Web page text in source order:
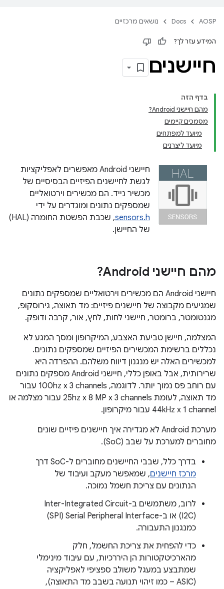
AOSP
Docs נושאים מרכזיים
המידע עזר לך?
חיישנים
בדף הזה
מהם חיישני Android?
מסמכים קיימים
מיועד למפתחים
מיועד ליצרנים
חיישני Android מאפשרים לאפליקציות
לגשת לחיישנים הפיזיים הבסיסיים של
מכשיר נייד. הם מכשירים וירטואליים
שמספקים נתונים ומוגדרים על ידי
sensors.h
, שכבת הפשטת החומרה (HAL)
של החיישן.
מהם חיישני Android?
חיישני Android הם מכשירים וירטואליים שמספקים נתונים
שמגיעים מקבוצה של חיישנים פיזיים: מד תאוצה, גירוסקופ,
מגנטומטר, ברומטר, חיישני לחות, לחץ, אור, קרבה ודופק.
המצלמה, חיישן טביעת האצבע, המיקרופון ומסך המגע לא
נכללים ברשימת המכשירים הפיזיים שמספקים נתונים.
למכשירים האלה יש מנגנון דיווח משלהם. ההפרדה היא
שרירותית, אבל באופן כללי, חיישני Android מספקים נתונים
עם רוחב פס נמוך יותר. לדוגמה, ‎100hz x 3 channels עבור
מד תאוצה, לעומת ‎25hz x 8 MP x 3 channels עבור מצלמה או
‎44kHz x 1 channel עבור מיקרופון.
מערכת Android לא מגדירה איך חיישנים פיזיים שונים
מחוברים למערכת על שבב (SoC).
בדרך כלל, שבבי החיישנים מחוברים ל-SoC דרך
מרכז חיישנים, שמאפשר מעקב ועיבוד של
הנתונים עם צריכת חשמל נמוכה.
(I2C) או ב-Serial Peripheral Interface‏ (SPI)
כמנגנון התעבורה.
כדי להפחית את צריכת החשמל, חלק
מהארכיטקטורות הן היררכיות, עם עיבוד מינימלי
שמתבצע במעגל משולב ספציפי לאפליקציה
(ASIC – כמו זיהוי תנועה בשבב מד התאוצה),